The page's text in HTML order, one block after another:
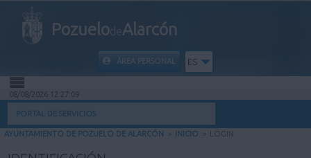
PozuelodeAlarcón
ÁREA PERSONAL ES
INICIO
08/08/2026 12:27:09
PORTAL DE SERVICIOS
AYUNTAMIENTO DE POZUELO DE ALARCÓN > INICIO > LOGIN